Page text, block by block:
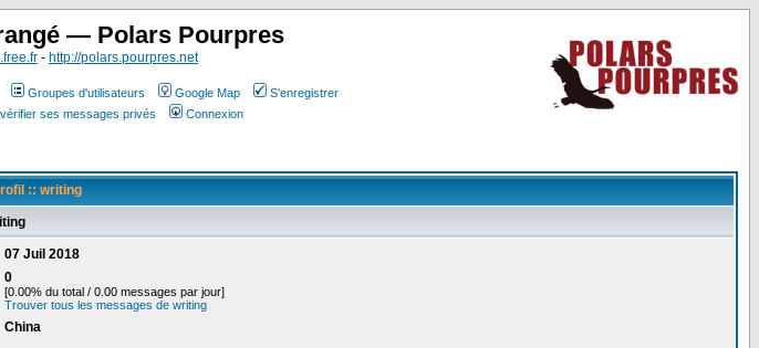
— Polars Pourpres
- http://polars.pourpres.net
Groupes d'utilisateurs Google Map
S'enregistrer
ses messages privés Connexion
:: writing
07 Juil 2018
0
[0.00% du total / 0.00 messages par jour]
Trouver tous les messages de writing
China